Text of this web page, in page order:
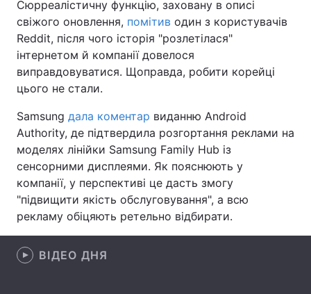
Зброя Інциденти
Здоров'я Туризм
Цікавинки
Екологія Регіони
Лонгріди
Відео з Youtube
Інтерв'ю Думки
Архів
Сюрреалістичну функцію, заховану в описі
свіжого оновлення, помітив один з користувачів
Reddit, після чого історія "розлетілася"
інтернетом й компанії довелося
виправдовуватися. Щоправда, робити корейці
цього не стали.
Samsung дала коментар виданню Android
Authority, де підтвердила розгортання реклами на
моделях лінійки Samsung Family Hub із
сенсорними дисплеями. Як пояснюють у
компанії, у перспективі це дасть змогу
"підвищити якість обслуговування", а всю
рекламу обіцяють ретельно відбирати.
ВІДЕО ДНЯ